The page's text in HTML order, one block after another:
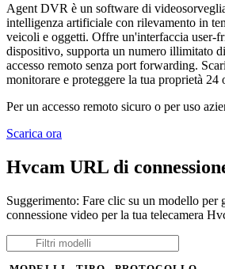
Agent DVR è un software di
intelligenza artificiale con rilevamento in
veicoli e oggetti. Offre un'interfaccia user-
dispositivo, supporta un numero illimitato
accesso remoto senza port forwarding.
monitorare e proteggere la tua proprietà 24
Per un accesso remoto sicuro o per uso
Scarica ora
Hvcam URL di
Suggerimento: Fare clic su un modello per
connessione video per la tua telecamera